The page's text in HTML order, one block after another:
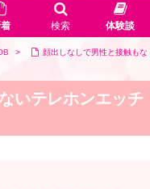
検索 体験談
>
顔出しなしで男性と接触もな
いテレホンエッチ